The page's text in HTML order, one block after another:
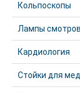
Кольпоскопы
Лампы
Кардиология
Стойки для